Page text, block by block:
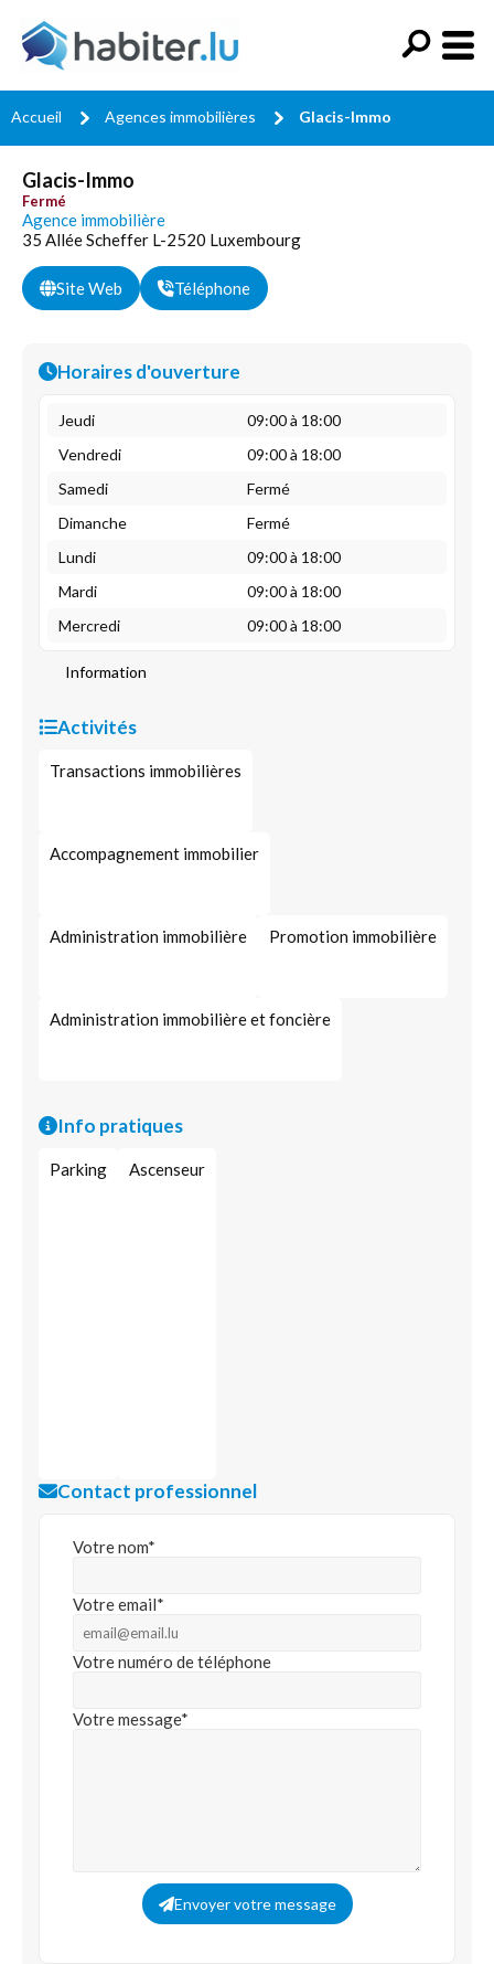
Accueil Agences immobilières Glacis-Immo
Glacis-Immo
Fermé
Agence immobilière
35 Allée Scheffer L-2520 Luxembourg
Site Web Téléphone
Horaires d'ouverture
Jeudi
09:00 à 18:00
Vendredi
09:00 à 18:00
Samedi
Fermé
Dimanche
Fermé
Lundi
09:00 à 18:00
Mardi
09:00 à 18:00
Mercredi
09:00 à 18:00
Information
Activités
Transactions immobilières
Accompagnement immobilier
Administration immobilière Promotion immobilière
Administration immobilière et foncière
Info pratiques
Parking Ascenseur
Contact professionnel
Votre nom*
Votre email*
Votre numéro de téléphone
Votre message*
Envoyer votre message